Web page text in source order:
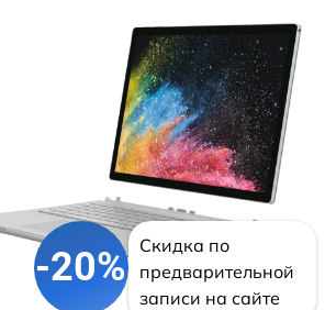
-20%
Скидка по
предварительной
записи на сайте